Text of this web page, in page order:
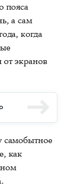
пояса
а сам
когда
экранов
самобытное
как